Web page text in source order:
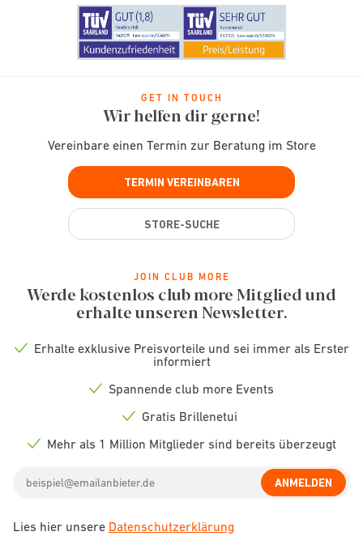
GET IN TOUCH
Wir helfen dir gerne!
Vereinbare einen Termin zur Beratung im Store
TERMIN VEREINBAREN
STORE-SUCHE
JOIN CLUB MORE
Werde kostenlos club more Mitglied und
erhalte unseren Newsletter.
Erhalte exklusive Preisvorteile und sei immer als Erster
informiert
Check
Spannende club more Events
icon
Gratis Brillenetui
Mehr als 1 Million Mitglieder sind bereits überzeugt
address
ANMELDEN
Lies hier unsere Datenschutzerklärung